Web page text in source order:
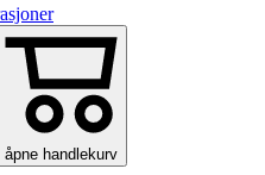
åpne handlekurv